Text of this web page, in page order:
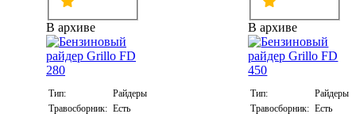
В архиве
Тип:
Райдеры
Травосборник: Есть
В архиве
Тип:
Райдеры
Травосборник: Есть